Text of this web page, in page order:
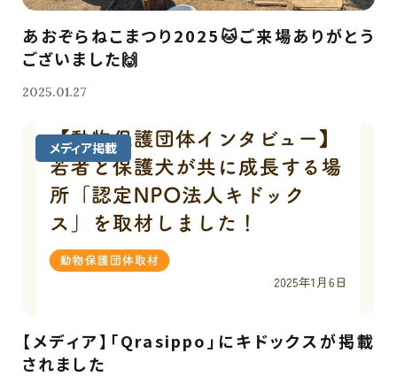
あおぞらねこまつり2025🐱ご来場ありがとう
ございました🙌
2025.01.27
メディア掲載
【メディア】「Qrasippo」にキドックスが掲載
されました